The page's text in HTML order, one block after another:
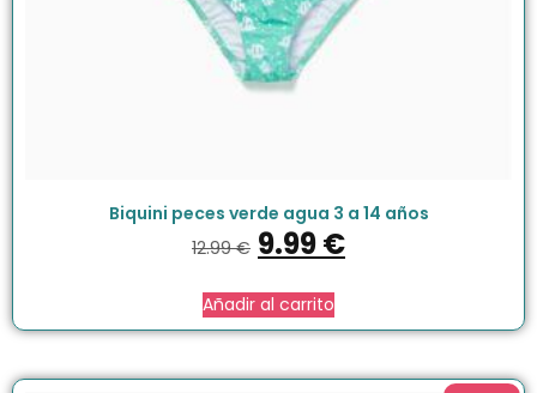
Biquini peces verde agua 3 a 14 años
12.99€ 9.99€
Añadir al carrito